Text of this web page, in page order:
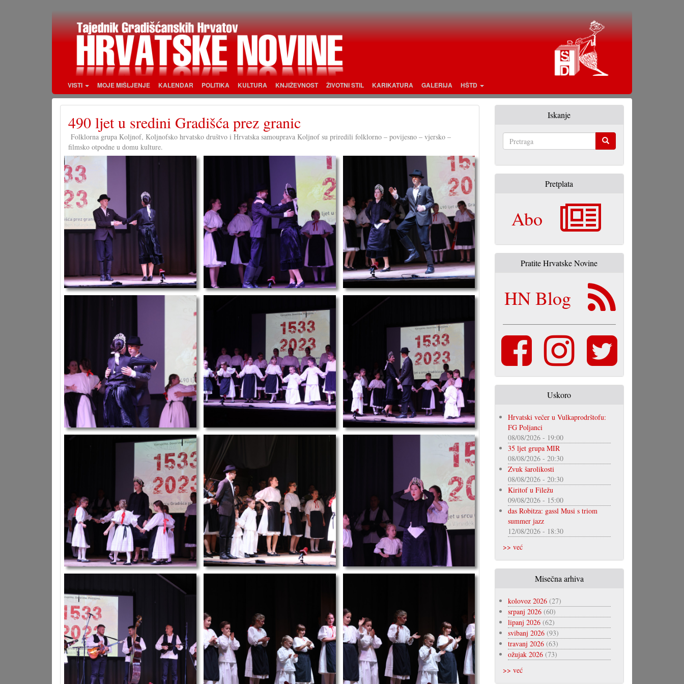
VISTI MOJE MIŠLJENJE KALENDAR POLITIKA KULTURA KNJIŽEVNOST ŽIVOTNI STIL KARIKATURA GALERIJA HŠTD
490 ljet u sredini Gradišća prez granic
Folklorna grupa Koljnof, Koljnofsko hrvatsko društvo i Hrvatska samouprava Koljnof su priredili folklorno – povijesno – vjersko –
filmsko otpodne u domu kulture.
Iskanje
Pretplata
Abo
Pratite Hrvatske Novine
HN Blog
Uskoro
Hrvatski večer u Vulkaprodrštofu:
FG Poljanci
08/08/2026 - 19:00
35 ljet grupa MIR
08/08/2026 - 20:30
Zvuk šarolikosti
08/08/2026 - 20:30
Kiritof u Filežu
09/08/2026 - 15:00
das Robitza: gassl Musi s triom
summer jazz
12/08/2026 - 18:30
>> već
Misečna arhiva
kolovoz 2026(27)
srpanj 2026(60)
lipanj 2026(62)
svibanj 2026(93)
travanj 2026(63)
ožujak 2026(73)
>> već